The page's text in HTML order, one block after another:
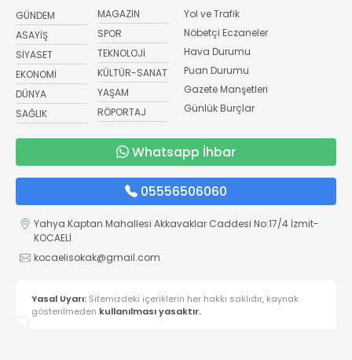
GÜNDEM
ASAYİŞ
SİYASET
EKONOMİ
DÜNYA
SAĞLIK
MAGAZİN
SPOR
TEKNOLOJİ
KÜLTÜR-SANAT
YAŞAM
RÖPORTAJ
Yol ve Trafik
Nöbetçi Eczaneler
Hava Durumu
Puan Durumu
Gazete Manşetleri
Günlük Burçlar
Whatsapp İhbar
05556506060
Yahya Kaptan Mahallesi Akkavaklar Caddesi No:17/4 İzmit-
KOCAELİ
kocaelisokak@gmail.com
Yasal Uyarı: Sitemizdeki içeriklerin her hakkı saklıdır, kaynak
gösterilmeden kullanılması yasaktır.